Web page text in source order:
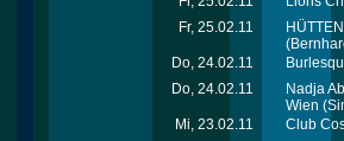
Fr, 25.02.11
Do, 24.02.11
Do, 24.02.11
Nadja
Wien
Mi, 23.02.11
Club